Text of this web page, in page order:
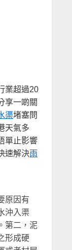
業超過20
享一啲關
渠堵塞問
天氣多
單止影響
速解決雨
原因有
沖入渠
第二，泥
形成硬